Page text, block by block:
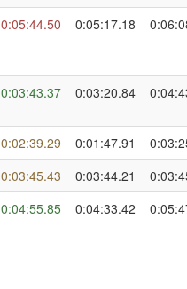
0:05:44.50 0:05:17.18
0:03:43.37 0:03:20.84
0:02:39.29 0:01:47.91
0:03:45.43 0:03:44.21
0:04:55.85 0:04:33.42